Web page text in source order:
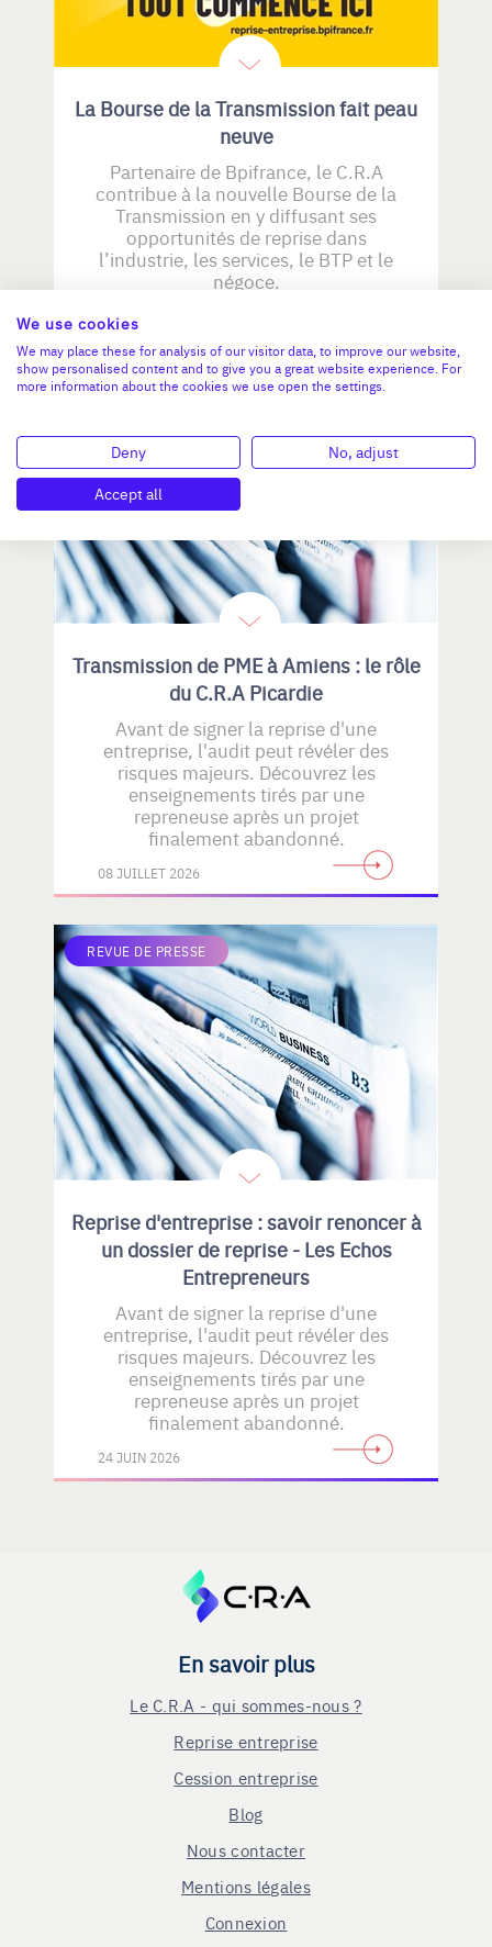
La Bourse de la Transmission fait peau
neuve
Partenaire de Bpifrance, le C.R.A
contribue à la nouvelle Bourse de la
Transmission en y diffusant ses
opportunités de reprise dans
l’industrie, les services, le BTP et le
négoce.
23 JUILLET 2026
REVUE DE PRESSE
Transmission de PME à Amiens : le rôle
du C.R.A Picardie
Avant de signer la reprise d'une
entreprise, l'audit peut révéler des
risques majeurs. Découvrez les
enseignements tirés par une
repreneuse après un projet
finalement abandonné.
08 JUILLET 2026
REVUE DE PRESSE
Reprise d'entreprise : savoir renoncer à
un dossier de reprise - Les Echos
Entrepreneurs
Avant de signer la reprise d'une
entreprise, l'audit peut révéler des
risques majeurs. Découvrez les
enseignements tirés par une
repreneuse après un projet
finalement abandonné.
24 JUIN 2026
En savoir plus
Le C.R.A - qui sommes-nous ?
Reprise entreprise
Cession entreprise
Blog
Nous contacter
Mentions légales
Connexion
We use cookies
We may place these for analysis of our visitor data, to improve our website,
show personalised content and to give you a great website experience. For
more information about the cookies we use open the settings.
Deny
No, adjust
Accept all